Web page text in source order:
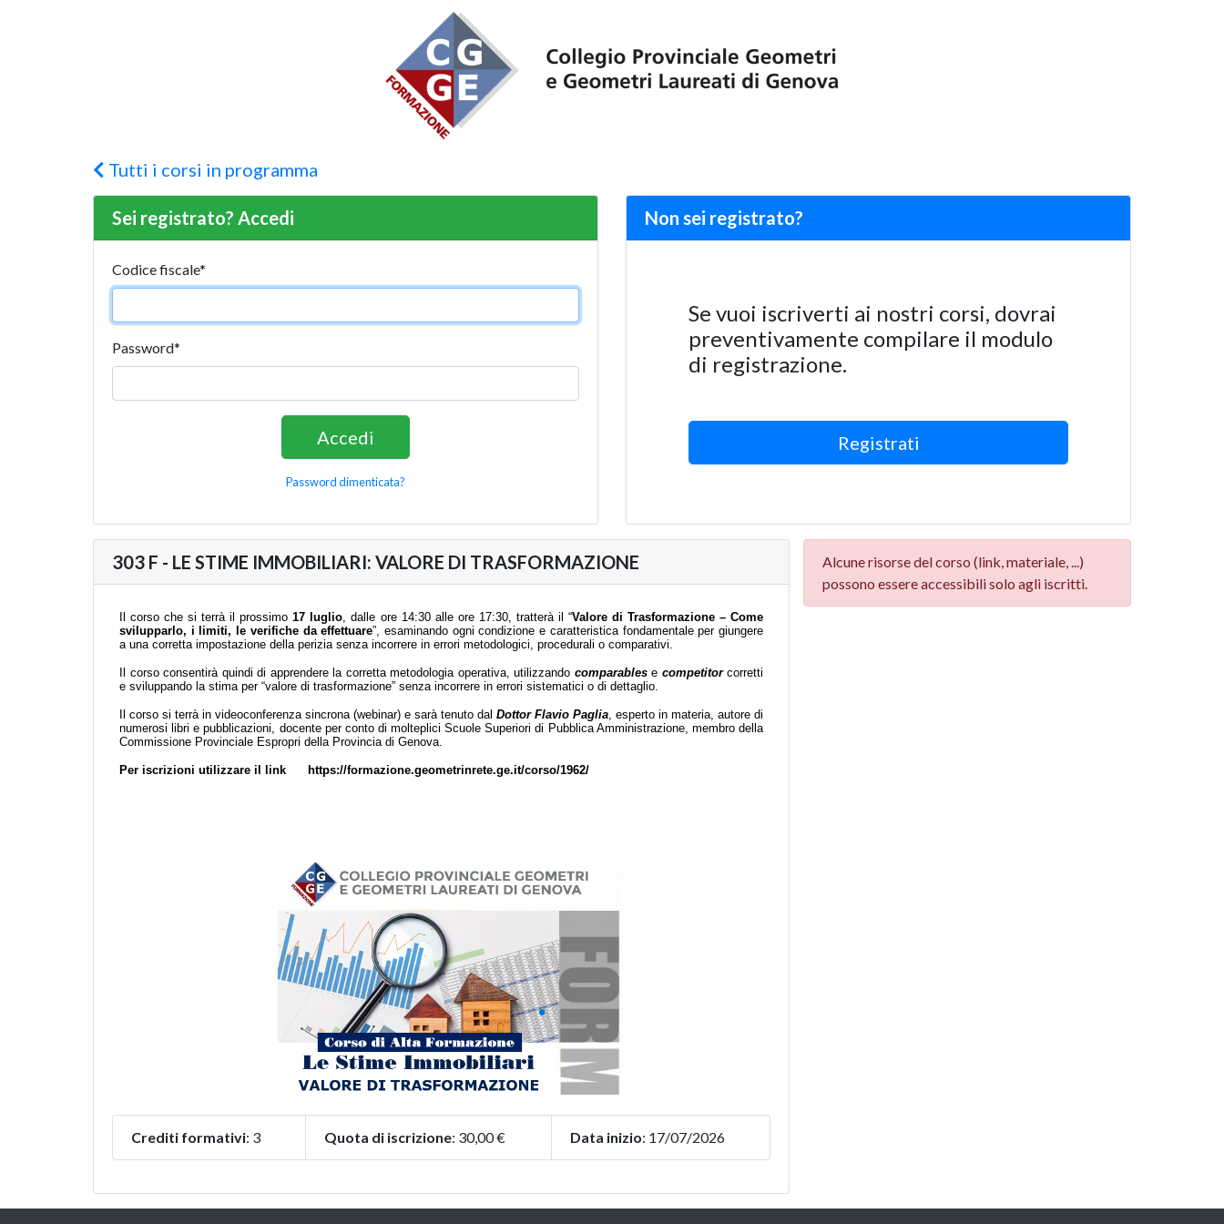
Tutti i corsi in programma
Sei registrato? Accedi
Codice fiscale*
Password*
Password dimenticata?
Non sei registrato?
Se vuoi iscriverti ai nostri corsi, dovrai
preventivamente compilare il modulo
di registrazione.
Registrati
Alcune risorse del corso (link, materiale, ...)
possono essere accessibili solo agli iscritti.
303 F - LE STIME IMMOBILIARI: VALORE DI TRASFORMAZIONE
Crediti formativi: 3 Quota di iscrizione: 30,00 € Data inizio: 17/07/2026